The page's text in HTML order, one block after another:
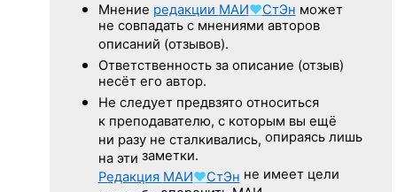
Мнение редакции МАИ♥СтЭн может
не совпадать с мнениями авторов
описаний (отзывов).
Ответственность за описание (отзыв)
несёт его автор.
Не следуетпредвзято относиться
к преподавателю, с которым вы ещё
ни разу не сталкивались, опираясь лишь
на эти заметки.
Редакция МАИ♥СтЭн не имеет цели